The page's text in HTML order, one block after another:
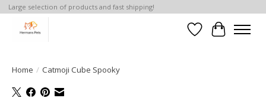
Large selection of products and fast shipping!
Verlanglijst
Home / Catmoji Cube Spooky